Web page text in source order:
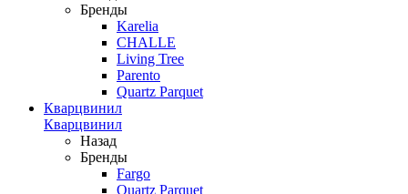
Бренды
Karelia
CHALLE
Living Tree
Parento
Quartz Parquet
Кварцвинил
Кварцвинил
Назад
Бренды
Fargo
Quartz Parquet